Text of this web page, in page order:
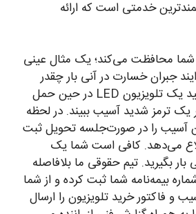
خدمتی است که ارائه
شما محافظت می‌کند؛ یک مثال عینی
جبران خسارت در آنی بار چقدر
ساده است، فرض کنید یک تلویزیون LED در حین حمل
یک ترمز شدید آسیب ببیند. در لحظه
آسیب را در صورت‌جلسه تحویل ثبت
می‌دهد. کافی است شما یک
بگیرید. تیم حقوقی ما بلافاصله
بیمه‌نامه شما ثبت کرده و از شما
و فاکتور خرید تلویزیون را ارسال